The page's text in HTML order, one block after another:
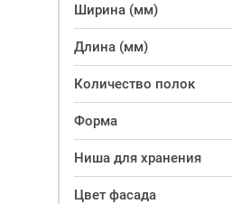
Ширина (мм)
Длина (мм)
Количество полок
Форма
Ниша для хранения
Цвет фасада